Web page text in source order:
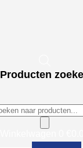
Producten